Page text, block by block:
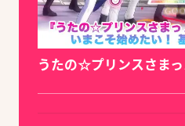
うたの☆プリンスさまっ